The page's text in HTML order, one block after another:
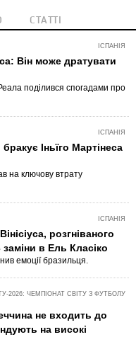
СТАТТІ
ІСПАНІЯ
Він може дратувати
поділився спогадами про
ІСПАНІЯ
Іньїго Мартінеса
на ключову втрату
ІСПАНІЯ
розгніваного
в Ель Класіко
емоції бразильця.
2026: ЧЕМПІОНАТ СВІТУ З ФУТБОЛУ
не входить до
на високі